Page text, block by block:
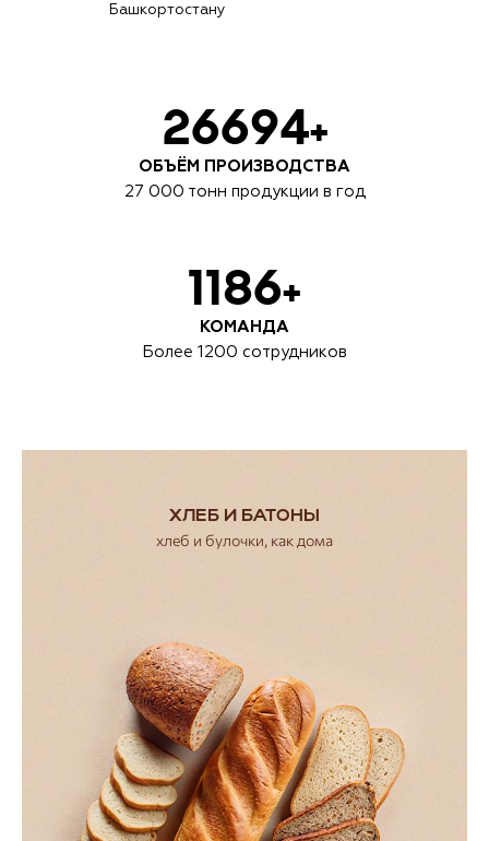
Башкортостану
27000+
ОБЪЁМ ПРОИЗВОДСТВА
27 000 тонн продукции в год
1200+
КОМАНДА
Более 1200 сотрудников
ХЛЕБ И БАТОНЫ
хлеб и булочки, как дома